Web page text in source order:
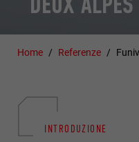
Home Referenze
INTRODUZIONE